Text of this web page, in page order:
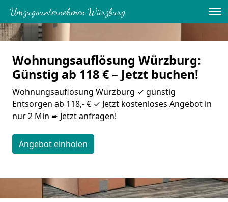
Umzugsunternehmen Würzburg
Wohnungsauflösung Würzburg:
Günstig ab 118 € – Jetzt buchen!
Wohnungsauflösung Würzburg ✓ günstig
Entsorgen ab 118,- € ✓ Jetzt kostenloses Angebot in
nur 2 Min ➨ Jetzt anfragen!
Angebot einholen